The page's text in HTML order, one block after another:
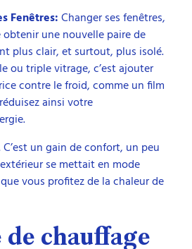
Fenêtres:Changer ses fenêtres,
obtenir une nouvelle paire de
plus clair, et surtout, plus isolé.
ou triple vitrage, c’est ajouter
contre le froid, comme un film
ainsi votre
un gain de confort, un peu
se mettait en mode
vous profitez de la chaleur de
chauffage